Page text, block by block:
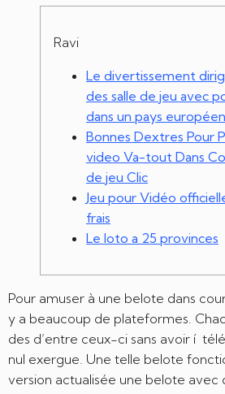
Ravi
Le divertissement
des salle de jeu avec
dans un pays européen
Bonnes Dextres Pour
video Va-tout Dans
de jeu Clic
Jeu pour Vidéo
frais
Le loto a 25 provinces
Pour amuser à une belote dans
y a beaucoup de plateformes.
des d’entre ceux-ci sans avoir í
nul exergue. Une telle belote
version actualisée une belote avec